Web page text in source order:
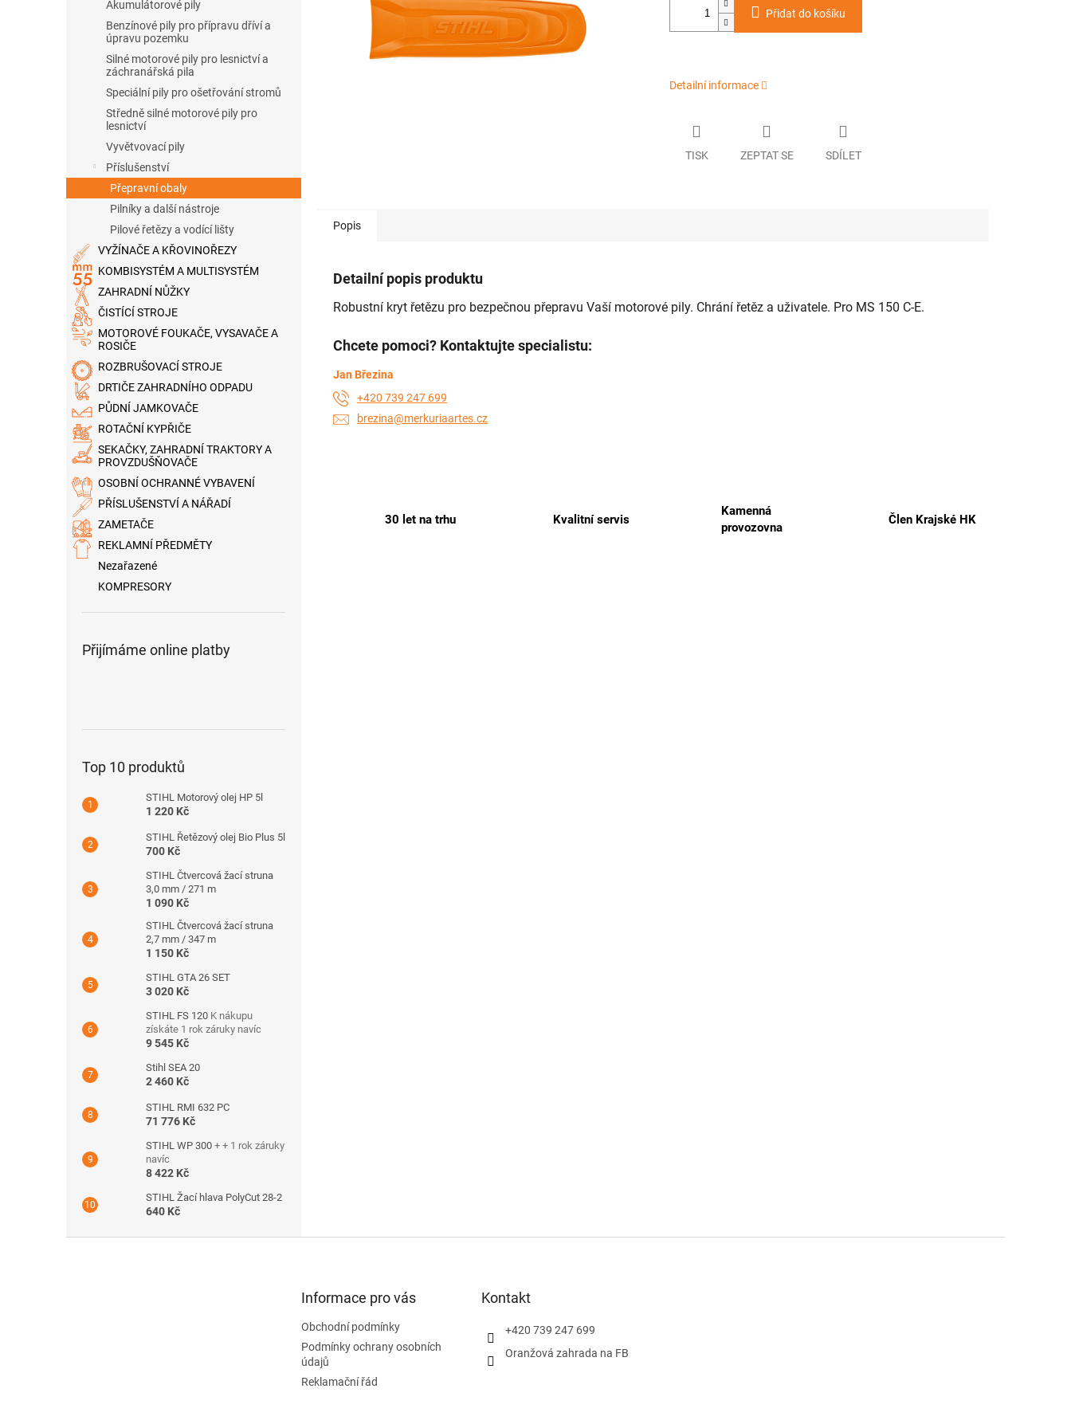
Akumulátorové pily
Benzínové pily pro přípravu dříví a
úpravu pozemku
Silné motorové pily pro lesnictví a
záchranářská pila
Speciální pily pro ošetřování stromů
Středně silné motorové pily pro
lesnictví
Vyvětvovací pily
Příslušenství
Přepravní obaly
Pilníky a další nástroje
Pilové řetězy a vodící lišty
VYŽÍNAČE A KŘOVINOŘEZY
KOMBISYSTÉM A MULTISYSTÉM
ZAHRADNÍ NŮŽKY
ČISTÍCÍ STROJE
MOTOROVÉ FOUKAČE, VYSAVAČE A
ROSIČE
ROZBRUŠOVACÍ STROJE
DRTIČE ZAHRADNÍHO ODPADU
PŮDNÍ JAMKOVAČE
ROTAČNÍ KYPŘIČE
SEKAČKY, ZAHRADNÍ TRAKTORY A
PROVZDUŠŇOVAČE
OSOBNÍ OCHRANNÉ VYBAVENÍ
PŘÍSLUŠENSTVÍ A NÁŘADÍ
ZAMETAČE
REKLAMNÍ PŘEDMĚTY
Nezařazené
KOMPRESORY
Přijímáme online platby
Top 10 produktů
STIHL Motorový olej HP 5l
1 220 Kč
STIHL Řetězový olej Bio Plus 5l
700 Kč
STIHL Čtvercová žací struna
3,0 mm / 271 m
1 090 Kč
STIHL Čtvercová žací struna
2,7 mm / 347 m
1 150 Kč
STIHL GTA 26 SET
3 020 Kč
STIHL FS 120 K nákupu
získáte 1 rok záruky navíc
9 545 Kč
Stihl SEA 20
2 460 Kč
STIHL RMI 632 PC
71 776 Kč
STIHL WP 300 + + 1 rok záruky
navíc
8 422 Kč
STIHL Žací hlava PolyCut 28-2
640 Kč
Přidat do košíku
Detailní informace
TISK ZEPTAT SE SDÍLET
30 let na trhu Kvalitní servis
Kamenná
provozovna
Člen Krajské HK
Popis
Detailní popis produktu
Robustní kryt řetězu pro bezpečnou přepravu Vaší motorové pily. Chrání řetěz a uživatele. Pro MS 150 C-E.
Chcete pomoci? Kontaktujte specialistu:
Jan Březina
+420 739 247 699
brezina@merkuriaartes.cz
Informace pro vás
Obchodní podmínky
Podmínky ochrany osobních
údajů
Reklamační řád
Kontakt
+420 739 247 699
Oranžová zahrada na FB